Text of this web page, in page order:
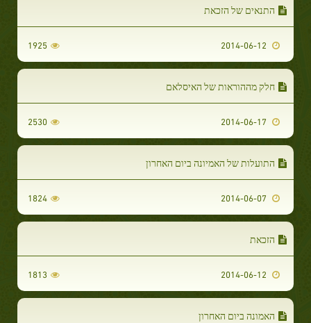
התנאים של הזכאת
1925
חלק מההוראות של האיסלאם
2530
התועלות של האמיונה ביום האחרון
1824
הזכאת
1813
האמונה ביום האחרון